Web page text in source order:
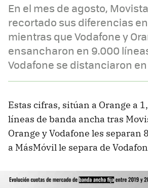
En el mes de agosto,
recortado sus diferencias
mientras que Vodafone y
ensancharon en 9.000
Vodafone se distanciaron
Estas cifras, sitúan a Orange a
líneas de banda ancha tras
Orange y Vodafone les separan
a MásMóvil le separa de